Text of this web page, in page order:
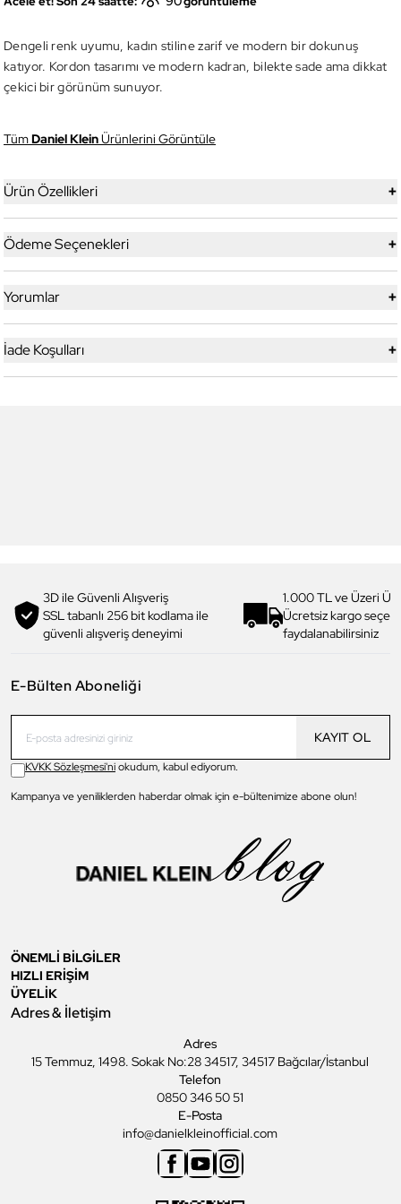
Dengeli renk uyumu, kadın stiline zarif ve modern bir dokunuş
katıyor. Kordon tasarımı ve modern kadran, bilekte sade ama dikkat
çekici bir görünüm sunuyor.
TümDaniel KleinÜrünlerini Görüntüle
Ürün Özellikleri +
Ödeme Seçenekleri +
Yorumlar +
İade Koşulları +
3D ile Güvenli Alışveriş
SSL tabanlı 256 bit kodlama ile
güvenli alışveriş deneyimi
1.000 TL ve Üzeri
Ücretsiz kargo
faydalanabilirsiniz
E-Bülten Aboneliği
KAYIT OL
KVKK Sözleşmesi'niokudum, kabul ediyorum.
Kampanya ve yeniliklerden haberdar olmak için e-bültenimize abone olun!
ÖNEMLİ BİLGİLER
HIZLI ERİŞİM
ÜYELİK
Adres & İletişim
Adres
15 Temmuz, 1498. Sokak No:28 34517, 34517 Bağcılar/İstanbul
Telefon
0850 346 50 51
E-Posta
info@danielkleinofficial.com
Facebook
YoutubeInstagram